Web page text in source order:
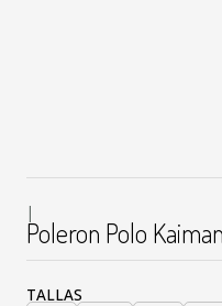
|
Poleron Polo
TALLAS